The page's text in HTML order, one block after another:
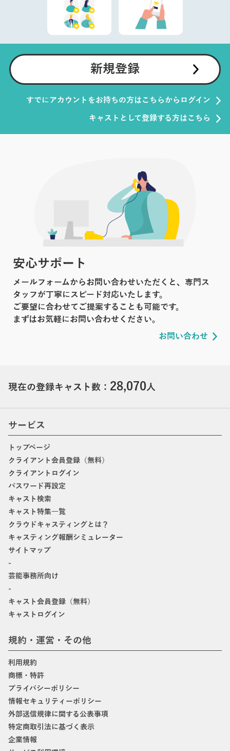
新規登録
すでにアカウントをお持ちの方はこちらからログイン
キャストとして登録する方はこちら
安心サポート
メールフォームからお問い合わせいただくと、専門ス
タッフが丁寧にスピード対応いたします。
ご要望に合わせてご提案することも可能です。
まずはお気軽にお問い合わせください。
お問い合わせ
現在の登録キャスト数： 28,070人
サービス
トップページ
クライアント会員登録（無料）
クライアントログイン
パスワード再設定
キャスト検索
キャスト特集一覧
クラウドキャスティングとは？
キャスティング報酬シミュレーター
サイトマップ
-
芸能事務所向け
-
キャスト会員登録（無料）
キャストログイン
規約・運営・その他
利用規約
商標・特許
プライバシーポリシー
情報セキュリティーポリシー
外部送信規律に関する公表事項
特定商取引法に基づく表示
企業情報